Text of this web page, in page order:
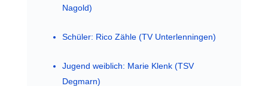
Nagold)
Schüler: Rico Zähle (TV Unterlenningen)
Jugend weiblich: Marie Klenk (TSV
Degmarn)